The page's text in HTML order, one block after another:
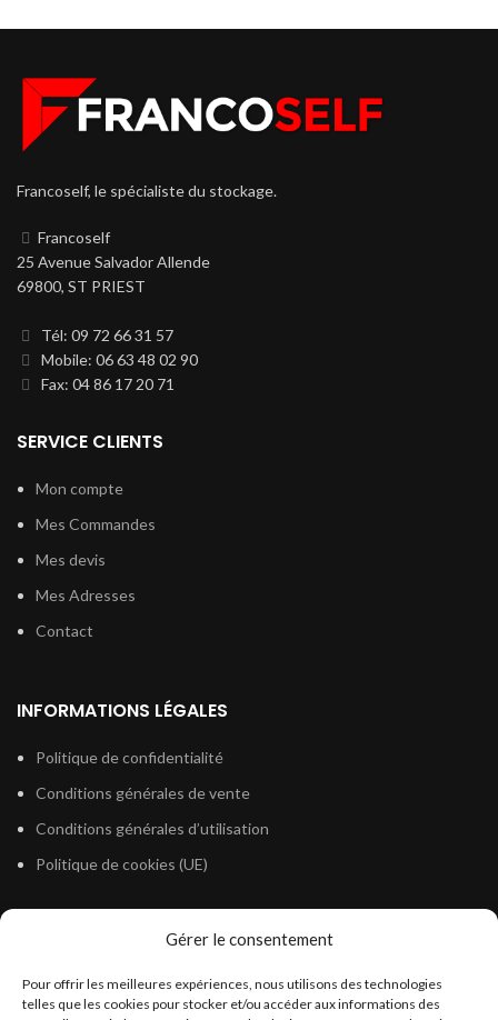
Gérer le consentement
Pour offrir les meilleures expériences, nous utilisons des technologies
telles que les cookies pour stocker et/ou accéder aux informations des
Francoself, le spécialiste du stockage.
Francoself
25 Avenue Salvador Allende
69800, ST PRIEST
Tél: 09 72 66 31 57
Mobile: 06 63 48 02 90
Fax: 04 86 17 20 71
SERVICE CLIENTS
Mon compte
Mes Commandes
Mes devis
Mes Adresses
Contact
INFORMATIONS LÉGALES
Politique de confidentialité
Conditions générales de vente
Conditions générales d’utilisation
Politique de cookies (UE)
Législation Gasoil Fioul GNR